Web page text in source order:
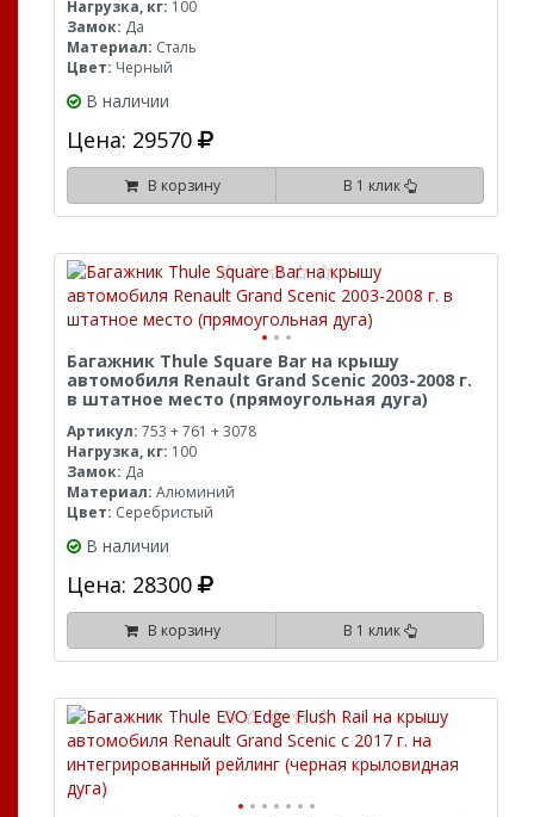
Нагрузка, кг: 100
Замок: Да
Материал: Сталь
Цвет: Черный
В наличии
Цена: 29570
В корзину В 1 клик
Багажник Thule Square Bar на крышу
автомобиля Renault Grand Scenic 2003-2008 г.
в штатное место (прямоугольная дуга)
Артикул: 753 + 761 + 3078
Нагрузка, кг: 100
Замок: Да
Материал: Алюминий
Цвет: Серебристый
В наличии
Цена: 28300
В корзину В 1 клик